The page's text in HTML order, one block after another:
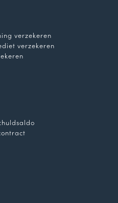
verzekeren
verzekeren